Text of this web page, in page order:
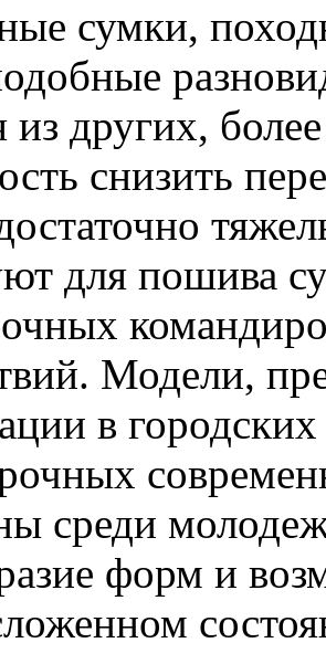
сумки,
из других,
снизить
для пошива
Модели,
в
среди
форм и